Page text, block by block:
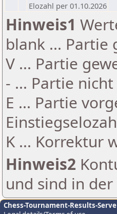
Elozahl per 01.10.2026
Hinweis1
blank ...
V ... Partie
- ... Partie
E ... Partie
K ... Korrektur
Hinweis2
und sind in
Chess-Tournament-Results-